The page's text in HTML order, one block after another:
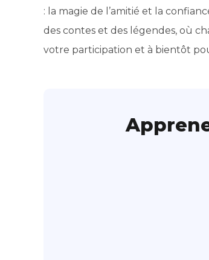
: la magie de l’amitié et la
des contes et des légendes, où
votre participation et à bientôt